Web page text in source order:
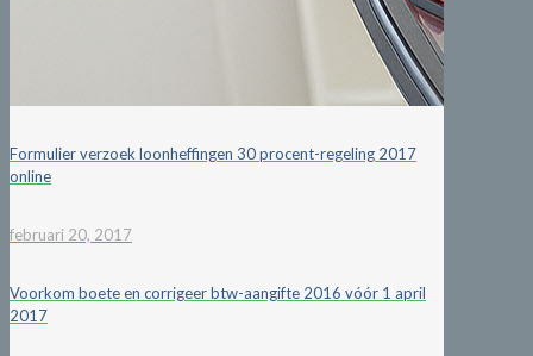
Formulier verzoek loonheffingen 30 procent-regeling 2017
online
februari 20, 2017
Voorkom boete en corrigeer btw-aangifte 2016 vóór 1 april
2017